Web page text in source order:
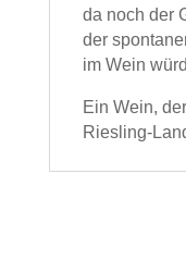
da noch der
der
im Wein
Ein Wein,
Riesling-